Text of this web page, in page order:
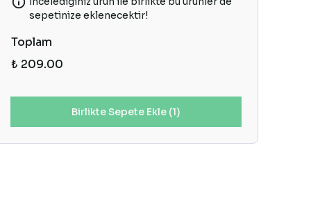
sepetinize eklenecektir!
Toplam
₺ 209.00
Birlikte Sepete Ekle (1)